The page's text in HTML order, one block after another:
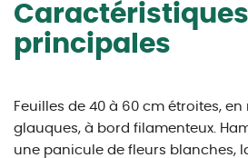
Caractéristiques
principales
Feuilles de 40 à 60 cm étroites, en
glauques, à bord filamenteux.
une panicule de fleurs blanches,